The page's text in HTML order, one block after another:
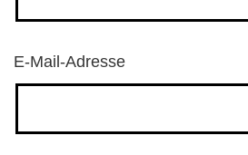
E-Mail-Adresse